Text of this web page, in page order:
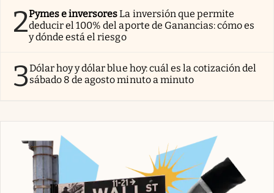
2Pymes e inversoresLa inversión que permite
deducir el 100% del aporte de Ganancias: cómo es
y dónde está el riesgo
3Dólar hoy y dólar blue hoy: cuál es la cotización del
sábado 8 de agosto minuto a minuto